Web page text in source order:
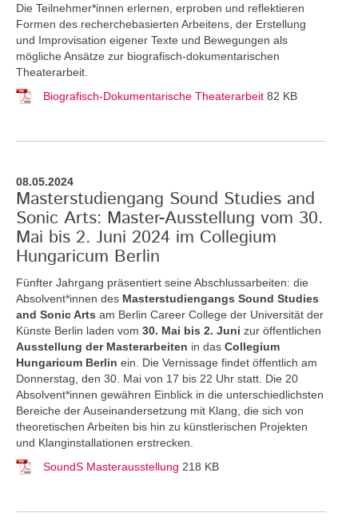
Die Teilnehmer*innen erlernen, erproben und reflektieren
Formen des recherchebasierten Arbeitens, der Erstellung
und Improvisation eigener Texte und Bewegungen als
mögliche Ansätze zur biografisch-dokumentarischen
Theaterarbeit.
Biografisch-Dokumentarische Theaterarbeit 82 KB
08.05.2024
Masterstudiengang Sound Studies and
Sonic Arts: Master-Ausstellung vom 30.
Mai bis 2. Juni 2024 im Collegium
Hungaricum Berlin
Fünfter Jahrgang präsentiert seine Abschlussarbeiten: die
Absolvent*innen des Masterstudiengangs Sound Studies
and Sonic Arts am Berlin Career College der Universität der
Künste Berlin laden vom 30. Mai bis 2. Juni zur öffentlichen
Ausstellung der Masterarbeiten in das Collegium
Hungaricum Berlin ein. Die Vernissage findet öffentlich am
Donnerstag, den 30. Mai von 17 bis 22 Uhr statt. Die 20
Absolvent*innen gewähren Einblick in die unterschiedlichsten
Bereiche der Auseinandersetzung mit Klang, die sich von
theoretischen Arbeiten bis hin zu künstlerischen Projekten
und Klanginstallationen erstrecken.
SoundS Masterausstellung 218 KB